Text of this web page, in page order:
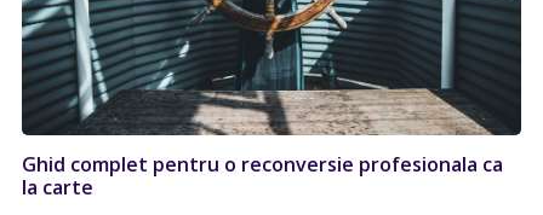
Ghid complet pentru o reconversie profesionala ca
la carte